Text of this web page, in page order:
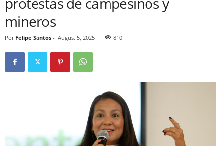
mineros
Por Felipe Santos - August 5, 2025 810